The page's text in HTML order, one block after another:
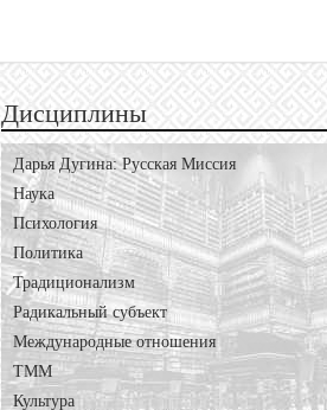
Дисциплины
Дарья Дугина: Русская Миссия
Наука
Психология
Политика
Традиционализм
Радикальный субъект
Международные отношения
ТММ
Культура